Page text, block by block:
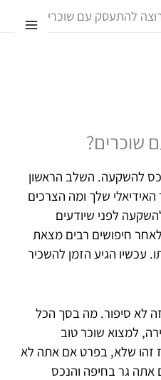
להתעסק עם שוכרים?
שוכרים?
להשקעה. השלב הראשון
שלך ומה הצרכים
לפני שיודעים
חיפושים רבים מצאת
עכשיו הגיע הזמן להשכיר
לא סיפור. מה בסך הכל
למצוא שוכר טוב
זהו שלא, בפרט אם אתה לא
גר בחיפה והנכס